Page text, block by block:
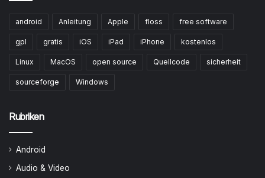
android Anleitung Apple floss free software
gpl gratis iOS iPad iPhone kostenlos
Linux MacOS open source Quellcode sicherheit
sourceforge Windows
Rubriken
Android
Audio & Video